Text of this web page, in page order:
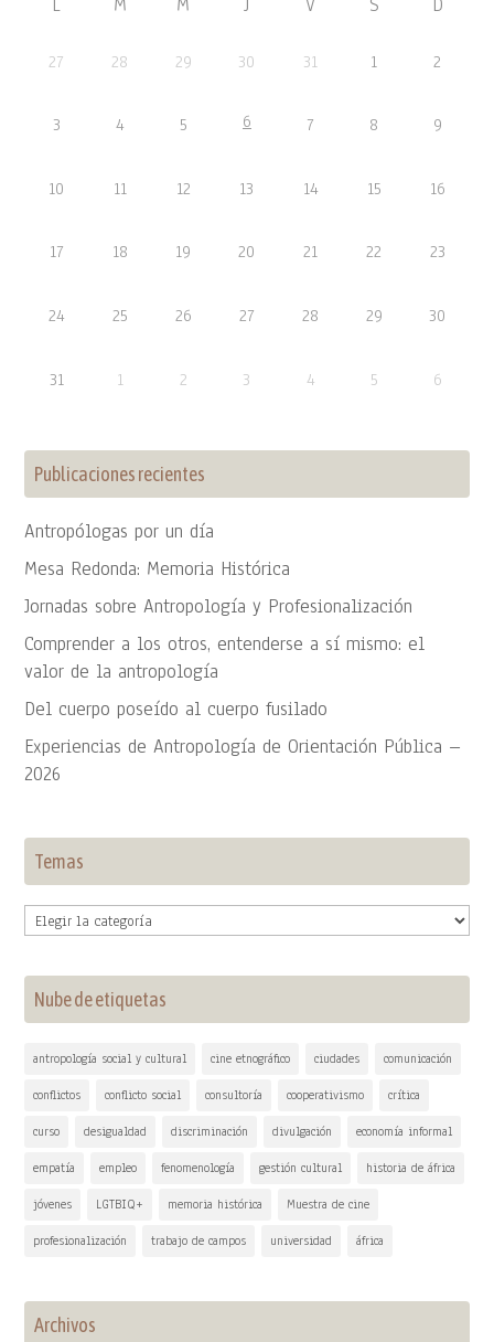
27 28 29 30 31 1 2
3 4 5 6 7 8 9
10 11 12 13 14 15 16
17 18 19 20 21 22 23
24 25 26 27 28 29 30
31 1 2 3 4 5 6
Publicaciones recientes
Antropólogas por un día
Mesa Redonda: Memoria Histórica
Jornadas sobre Antropología y Profesionalización
Comprender a los otros, entenderse a sí mismo: el
valor de la antropología
Del cuerpo poseído al cuerpo fusilado
Experiencias de Antropología de Orientación Pública –
2026
Temas
Temas
Nube de etiquetas
antropología social y cultural cine etnográfico ciudades comunicación
conflictos conflicto social consultoría cooperativismo crítica
curso desigualdad discriminación divulgación economía informal
empatía empleo fenomenología gestión cultural historia de áfrica
jóvenes LGTBIQ+ memoria histórica Muestra de cine
profesionalización trabajo de campos universidad áfrica
Archivos